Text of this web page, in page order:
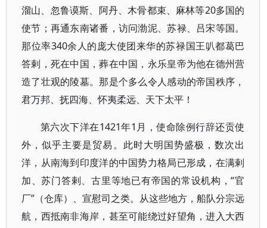
溜山、忽鲁谟斯、阿丹、木骨都束、麻林等20多国的
使节；再通东南诸番，访问渤泥、苏禄、吕宋等国。
那位率340余人的庞大使团来华的苏禄国王叭都葛巴
答剌，死在中国，葬在中国，永乐皇帝为他在德州营
造了壮观的陵墓。那是个多么令人感动的帝国秩序，
君万邦、抚四海、怀夷柔远、天下太平！
第六次下洋在1421年1月，使命除例行辞还贡使
外，似乎主要是贸易。此时大明国势盛极，数次出
洋，从南海到印度洋的中国势力格局已形成，在满剌
加、苏门答剌、古里等地已有帝国的常设机构，“官
厂”（仓库）、宣慰司之类。从这些地方，船队分宗远
航，西抵南非海岸，甚至可能绕过好望角，进入大西